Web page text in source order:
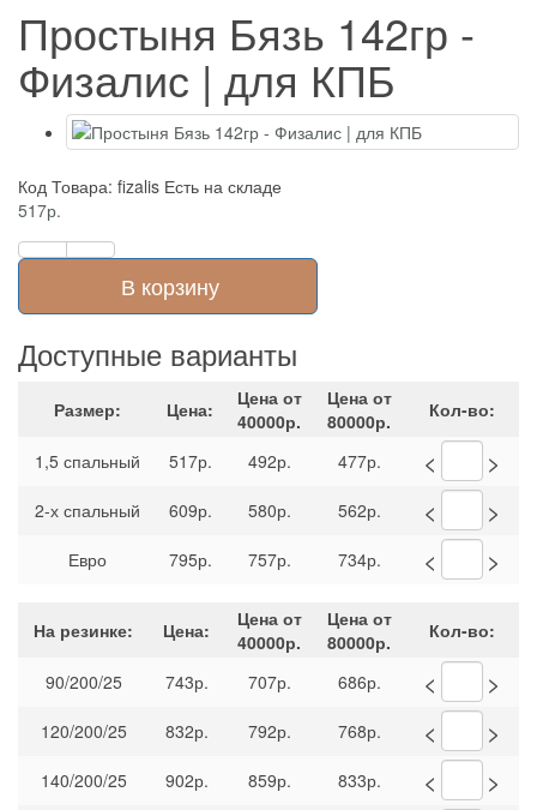
Простыня Бязь 142гр -
Физалис | для КПБ
Код Товара: fizalis Есть на складе
517р.
В корзину
Доступные варианты
Размер: Цена:
Цена от
40000р.
Цена от
80000р.
Кол-во:
1,5 спальный 517р. 492р. 477р. < >
2-х спальный 609р. 580р. 562р. < >
Евро 795р. 757р. 734р. < >
На резинке: Цена:
Цена от
40000р.
Цена от
80000р.
Кол-во:
90/200/25 743р. 707р. 686р. < >
120/200/25 832р. 792р. 768р. < >
140/200/25 902р. 859р. 833р. < >